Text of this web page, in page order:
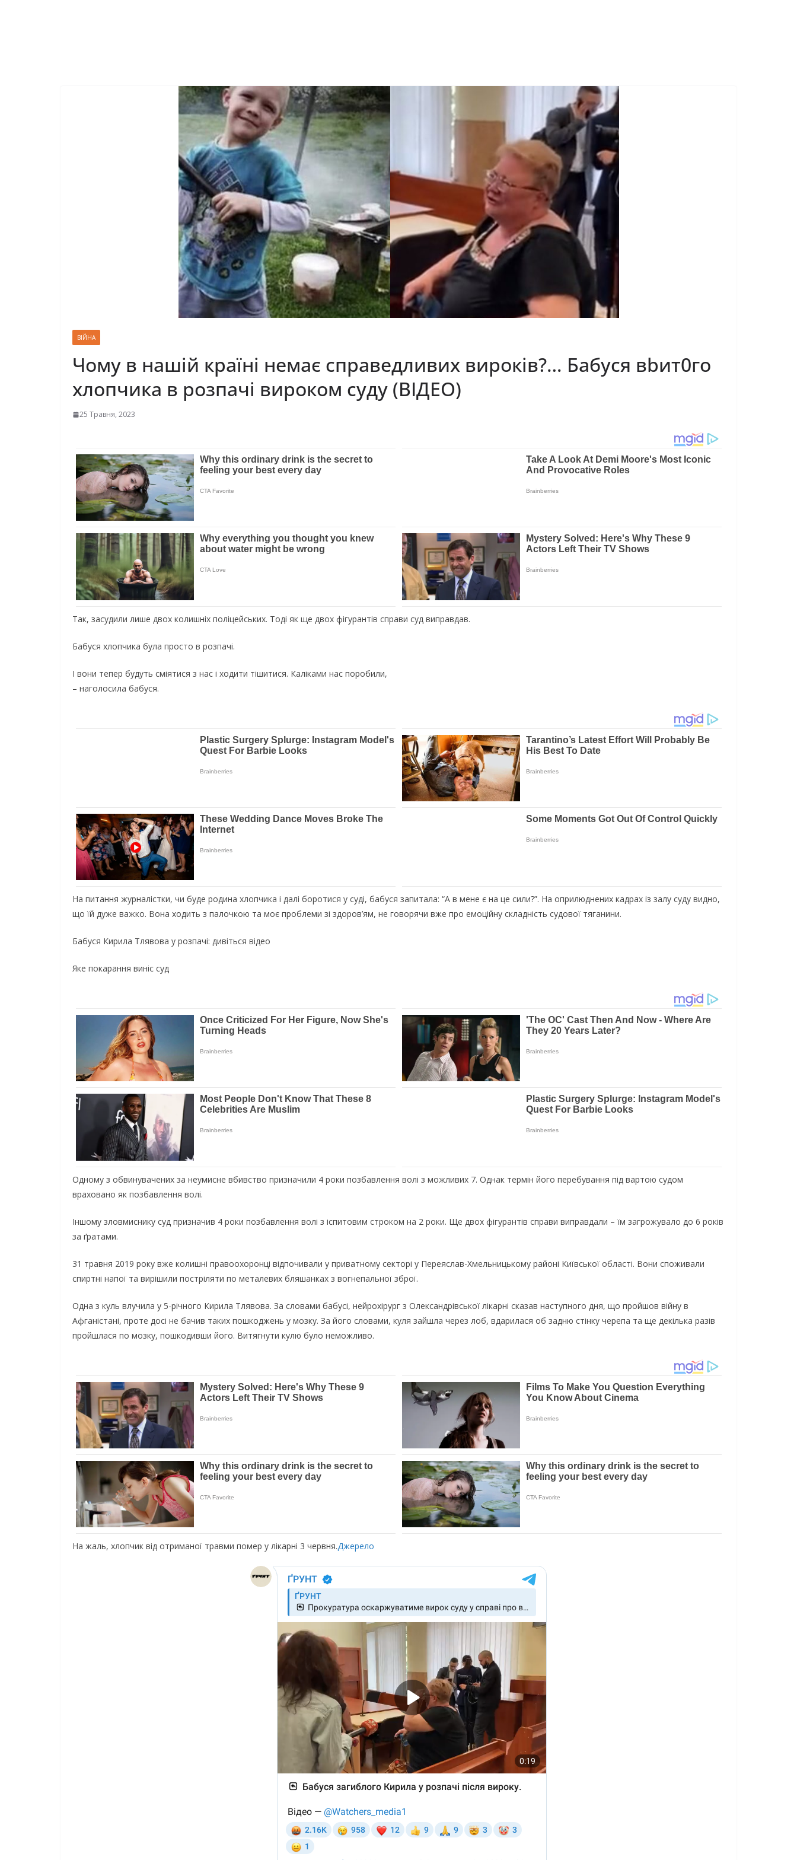
ВІЙНА
Чому в нашій країні немає справедливих вироків?… Бабуся вbит0го
хлопчика в розпачі вироком суду (ВІДЕО)
25 Травня, 2023
Так, засудили лише двох колишніх поліцейських. Тоді як ще двох фігурантів справи суд виправдав.
Бабуся хлопчика була просто в розпачі.
І вони тепер будуть сміятися з нас і ходити тішитися. Каліками нас поробили,
– наголосила бабуся.
На питання журналістки, чи буде родина хлопчика і далі боротися у суді, бабуся запитала: “А в мене є на це сили?”. На оприлюднених кадрах із залу суду видно,
що їй дуже важко. Вона ходить з палочкою та моє проблеми зі здоров’ям, не говорячи вже про емоційну складність судової тяганини.
Бабуся Кирила Тлявова у розпачі: дивіться відео
Яке покарання виніс суд
Одному з обвинувачених за неумисне вбивство призначили 4 роки позбавлення волі з можливих 7. Однак термін його перебування під вартою судом
враховано як позбавлення волі.
Іншому зловмиснику суд призначив 4 роки позбавлення волі з іспитовим строком на 2 роки. Ще двох фігурантів справи виправдали – їм загрожувало до 6 років
за ґратами.
31 травня 2019 року вже колишні правоохоронці відпочивали у приватному секторі у Переяслав-Хмельницькому районі Київської області. Вони споживали
спиртні напої та вирішили постріляти по металевих бляшанках з вогнепальної зброї.
Одна з куль влучила у 5-річного Кирила Тлявова. За словами бабусі, нейрохірург з Олександрівської лікарні сказав наступного дня, що пройшов війну в
Афганістані, проте досі не бачив таких пошкоджень у мозку. За його словами, куля зайшла через лоб, вдарилася об задню стінку черепа та ще декілька разів
пройшлася по мозку, пошкодивши його. Витягнути кулю було неможливо.
На жаль, хлопчик від отриманої травми помер у лікарні 3 червня.Джерело